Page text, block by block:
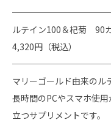
ルテイン100＆杞菊 90
4,320円（税込）
マリーゴールド由来のル
長時間のPCやスマホ使
立つサプリメントです。